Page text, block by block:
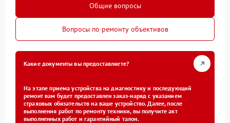
Общие вопросы
Вопросы по ремонту объективов
Какие документы вы предоставляете?
На этапе приема устройства на диагностику и последующий
ремонт вам будет предоставлен заказ-наряд с указанием
страховых обязательств на ваше устройство. Далее, после
выполнения работ по ремонту техники, вы получите акт
выполненных работ и гарантийный талон.